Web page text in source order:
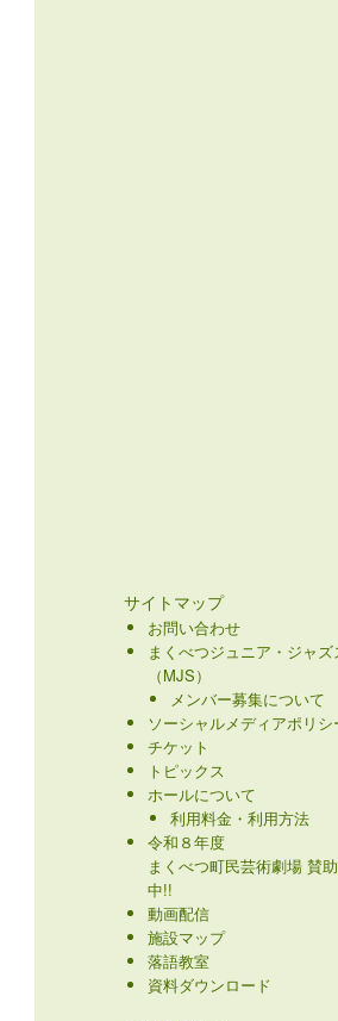
サイトマップ
お問い合わせ
まくべつジュニア・ジャ
（MJS）
メンバー募集について
ソーシャルメディアポリシ
チケット
トピックス
ホールについて
利用料金・利用方法
令和８年度
まくべつ町民芸術劇場 賛
中!!
動画配信
施設マップ
落語教室
資料ダウンロード